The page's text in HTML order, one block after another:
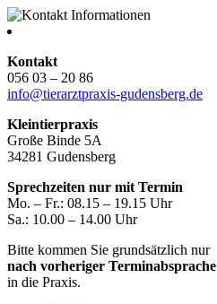
Kontakt
056 03 – 20 86
info@tierarztpraxis-gudensberg.de
Kleintierpraxis
Große Binde 5A
34281 Gudensberg
Sprechzeiten nur mit Termin
Mo. – Fr.: 08.15 – 19.15 Uhr
Sa.: 10.00 – 14.00 Uhr
Bitte kommen Sie grundsätzlich nur
nach vorheriger Terminabsprache
in die Praxis.